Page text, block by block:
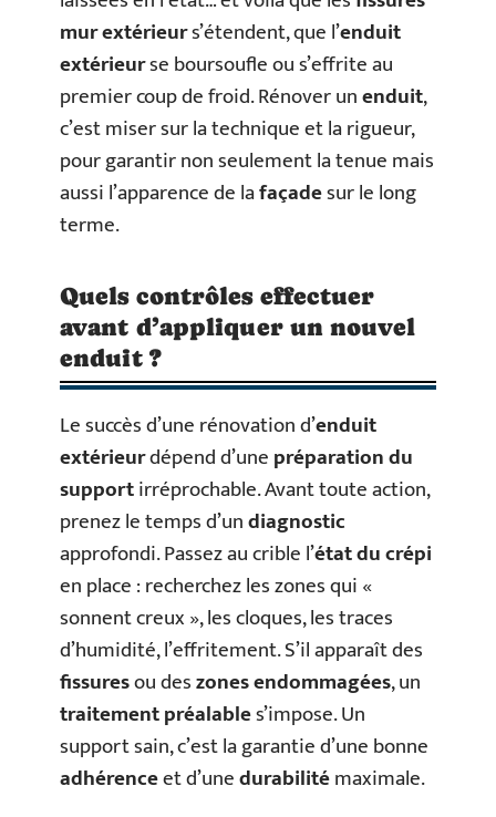
mur extérieurs’étendent, que l’enduit
extérieurse boursoufle ou s’effrite au
premier coup de froid. Rénover unenduit,
c’est miser sur la technique et la rigueur,
pour garantir non seulement la tenue mais
aussi l’apparence de lafaçadesur le long
terme.
Quels contrôles effectuer
avant d’appliquer un nouvel
enduit ?
Le succès d’une rénovation d’enduit
extérieurdépend d’unepréparation du
supportirréprochable. Avant toute action,
prenez le temps d’undiagnostic
approfondi. Passez au crible l’état du crépi
en place : recherchez les zones qui «
sonnent creux », les cloques, les traces
d’humidité, l’effritement. S’il apparaît des
fissuresou deszones endommagées, un
traitement préalables’impose. Un
support sain, c’est la garantie d’une bonne
adhérenceet d’unedurabilitémaximale.